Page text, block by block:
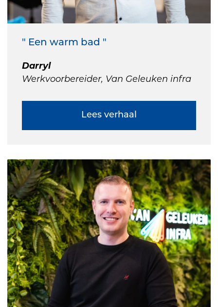
" Een warm bad "
Darryl
Werkvoorbereider, Van Geleuken infra
Lees verhaal